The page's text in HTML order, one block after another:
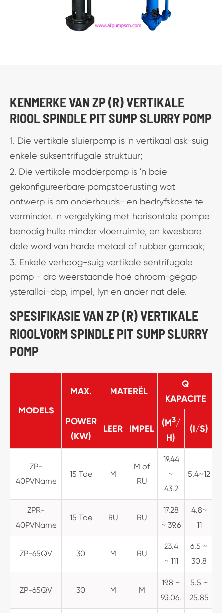
KENMERKE VAN ZP (R) VERTIKALE
RIOOL SPINDLE PIT SUMP SLURRY POMP
1. Die vertikale sluierpomp is 'n vertikaal ask-suig
enkele suksentrifugale struktuur;
2. Die vertikale modderpomp is 'n baie
gekonfigureerbare pompstoerusting wat
ontwerp is om onderhouds- en bedryfskoste te
verminder. In vergelyking met horisontale pompe
benodig hulle minder vloerruimte, en kwesbare
dele word van harde metaal of rubber gemaak;
3. Enkele verhoog-suig vertikale sentrifugale
pomp - dra weerstaande hoë chroom-gegap
ysteralloi-dop, impel, lyn en ander nat dele.
SPESIFIKASIE VAN ZP (R) VERTIKALE
RIOOLVORM SPINDLE PIT SUMP SLURRY
POMP
MODELS
MAX. MATERËL
Q
KAPACITE
POWER
(KW)
LEER IMPEL
(M3/
H)
(I/S)
ZP-
40PVName
15 Toe M
M of
RU
19.44
~
43.2
5.4~12
ZPR-
40PVName
15 Toe RU RU
17.28
~ 39.6
4.8~
11
ZP-65QV 30 M RU
23.4
~ 111
6.5 ~
30.8
ZP-65QV 30 M M
19.8 ~
93.06.
5.5 ~
25.85